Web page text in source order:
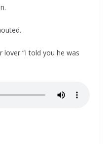
lover “I told you he was